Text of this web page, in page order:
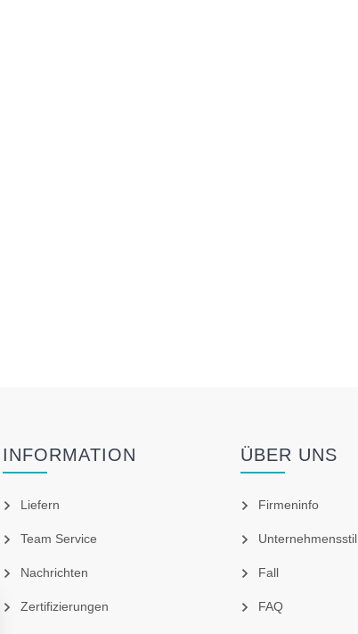
INFORMATION
Liefern
Team Service
Nachrichten
Zertifizierungen
ÜBER UNS
Firmeninfo
Unternehmensstil
Fall
FAQ